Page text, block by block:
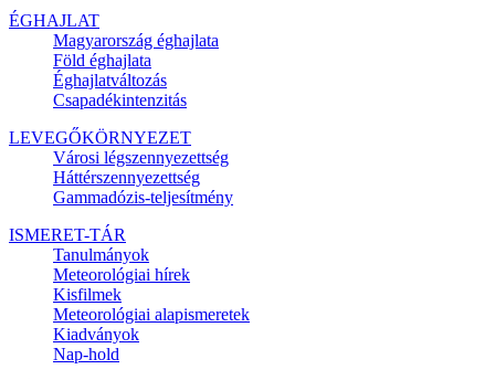
ÉGHAJLAT
Magyarország éghajlata
Föld éghajlata
Éghajlatváltozás
Csapadékintenzitás
LEVEGŐKÖRNYEZET
Városi légszennyezettség
Háttérszennyezettség
Gammadózis-teljesítmény
ISMERET-TÁR
Tanulmányok
Meteorológiai hírek
Kisfilmek
Meteorológiai alapismeretek
Kiadványok
Nap-hold